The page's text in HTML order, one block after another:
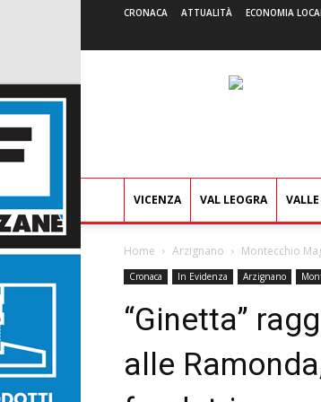
CRONACA ATTUALITÀ ECONOMIA
VICENZA VAL LEOGRA
Home Arzignano Montecchio
Cronaca In Evidenza Arzignano
“Ginetta”
alle